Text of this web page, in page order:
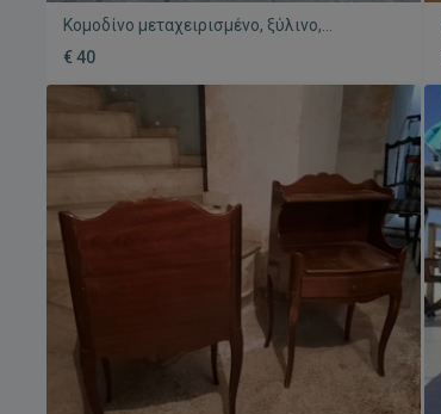
Κομοδίνο μεταχειρισμένο, ξύλινο,
διαστάσεις 55Χ46 εκ.
€ 40